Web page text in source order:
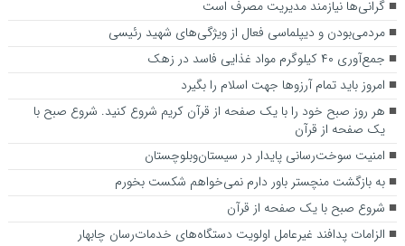
گرانی‌ها نیازمند مدیریت مصرف است
مردمی‌بودن و دیپلماسی فعال از ویژگی‌های شهید رئیسی
جمع‌آوری ۴۰ کیلوگرم مواد غذایی فاسد در زهک
امروز باید تمام آرزوها جهت اسلام را بگیرد
هر روز صبح خود را با یک صفحه از قرآن کریم شروع کنید. شروع صبح با
یک صفحه از قرآن
امنیت سوخت‌رسانی پایدار در سیستان‌وبلوچستان
به بازگشت منچستر باور دارم نمی‌خواهم شکست بخورم
شروع صبح با یک صفحه از قرآن
الزامات پدافند غیرعامل اولویت دستگاه‌های خدمات‌رسان چابهار